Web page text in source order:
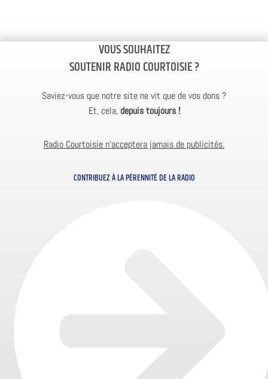
VOUS SOUHAITEZ
SOUTENIR RADIO COURTOISIE ?
Saviez-vous que notre site ne vit que de vos dons ?
Et, cela, depuis toujours !
Radio Courtoisie n’acceptera jamais de publicités.
CONTRIBUEZ À LA PÉRENNITÉ DE LA RADIO